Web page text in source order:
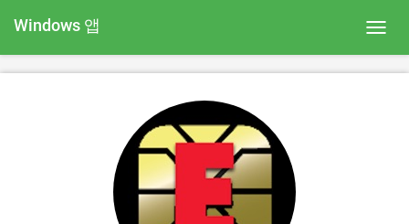
Windows 앱